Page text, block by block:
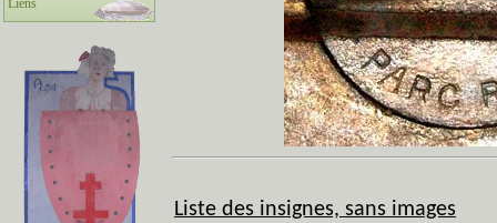
Liens
Liste des insignes, sans images